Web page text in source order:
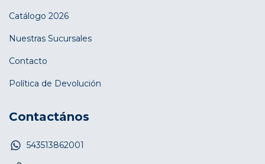
Catálogo 2026
Nuestras Sucursales
Contacto
Política de Devolución
Contactános
543513862001